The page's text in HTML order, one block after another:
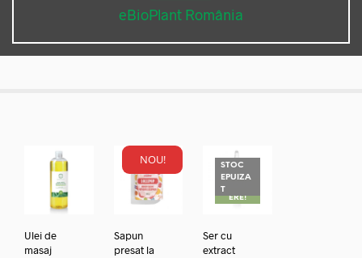
eBioPlant România
Ulei de
masaj
NOU!
Sapun
presat la
STOC
EPUIZA
TREDUC
ERE!
Ser cu
extract